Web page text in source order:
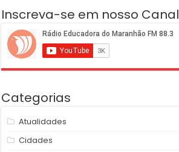
Inscreva-se em nosso Canal
Categorias
Atualidades
Cidades